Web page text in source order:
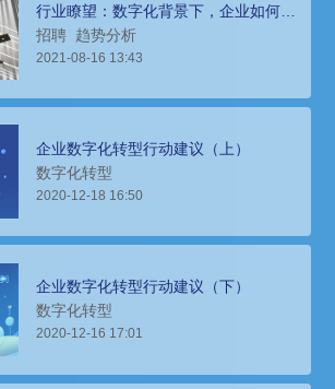
行业瞭望：数字化背景下，企业如何高
效打造人才供应链
招聘 趋势分析
2021-08-16 13:43
企业数字化转型行动建议（上）
数字化转型
2020-12-18 16:50
企业数字化转型行动建议（下）
数字化转型
2020-12-16 17:01